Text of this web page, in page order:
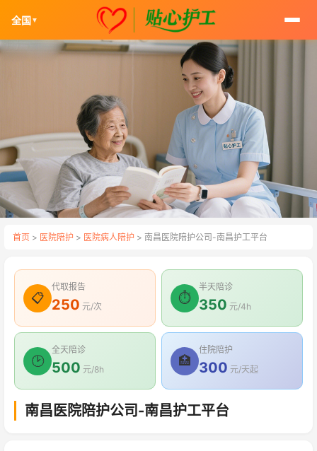
全国 ▼
首页 > 医院陪护 > 医院病人陪护 > 南昌医院陪护公司-南昌护工平台
📋
代取报告
250 元/次
⏱
半天陪诊
350 元/4h
🕑
全天陪诊
500 元/8h
🏥
住院陪护
300 元/天起
南昌医院陪护公司-南昌护工平台